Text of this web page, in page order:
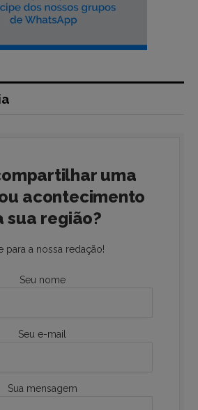
uma
acontecimento
sua região?
para a nossa redação!
Seu nome
Seu e-mail
Sua mensagem